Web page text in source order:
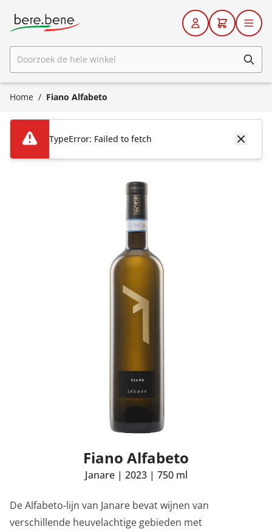
Doorzoek de hele winkel
Home / Fiano Alfabeto
TypeError: Failed to fetch
Fiano Alfabeto
Janare | 2023 | 750 ml
De Alfabeto-lijn van Janare bevat wijnen van
verschillende heuvelachtige gebieden met